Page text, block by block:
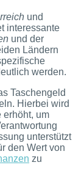
und
interessante
und der
Ländern
werden.
Taschengeld
Hierbei wird
erhöht, um
unterstützt
den Wert von
zu